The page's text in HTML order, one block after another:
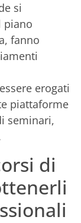
si
piano
fanno
erogati
piattaforme
seminari,
di